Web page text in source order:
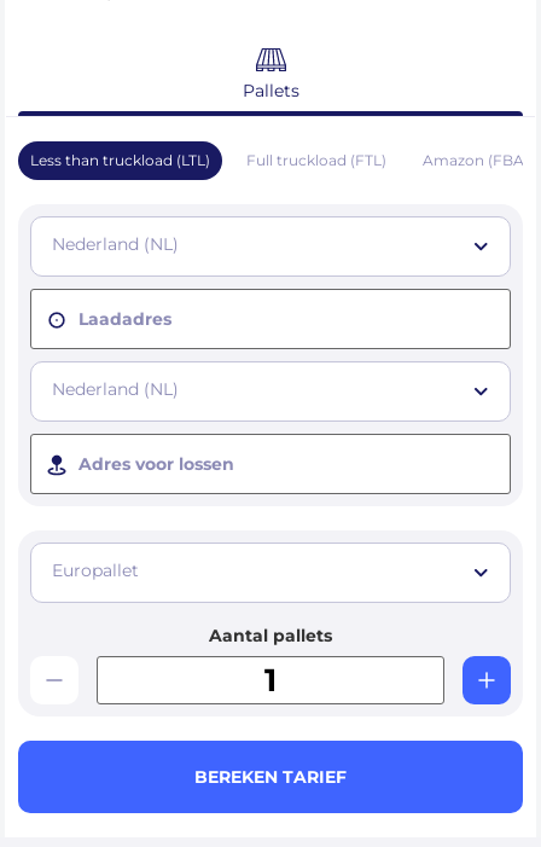
Pallets
Less than truckload (LTL) Full truckload (FTL) Amazon (FBA)
Nederland (NL)
Laadadres
Nederland (NL)
Adres voor lossen
Europallet
Aantal pallets
BEREKEN TARIEF